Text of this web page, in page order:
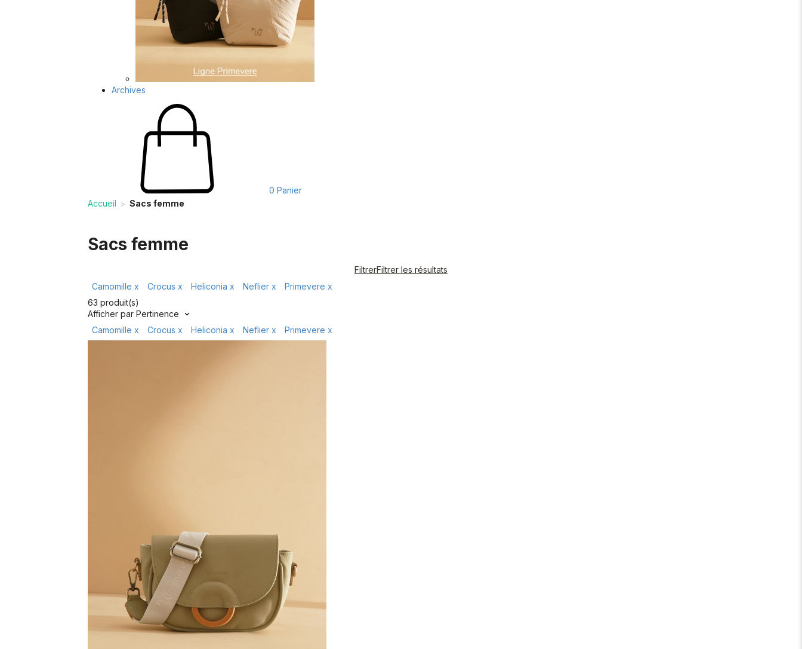
Archives
0 Panier
Accueil > Sacs femme
Sacs femme
FiltrerFiltrer les résultats
Camomille x Crocus x Heliconia x Neflier x Primevere x
63 produit(s)
Afficher par Pertinence
Camomille x Crocus x Heliconia x Neflier x Primevere x